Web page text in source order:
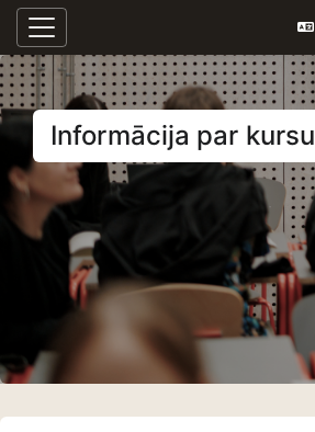
Atvērt galveno saturu
Sānu panelis
Informācija par kursu